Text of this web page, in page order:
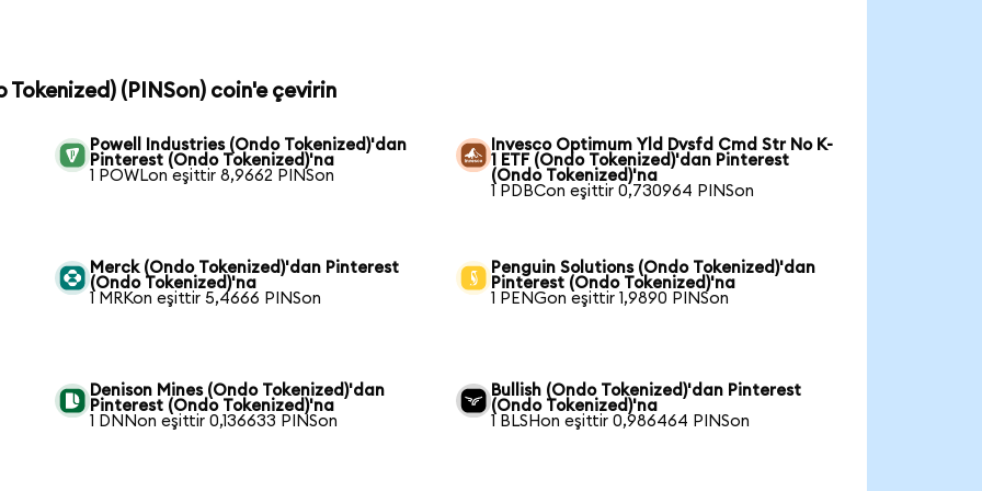
(PINSon) coin'e çevirin
Powell Industries (Ondo Tokenized)'dan
Pinterest (Ondo Tokenized)'na
1 POWLon eşittir 8,9662 PINSon
Invesco Optimum Yld Dvsfd Cmd Str No K-
1 ETF (Ondo Tokenized)'dan Pinterest
(Ondo Tokenized)'na
1 PDBCon eşittir 0,730964 PINSon
Merck (Ondo Tokenized)'dan Pinterest
(Ondo Tokenized)'na
1 MRKon eşittir 5,4666 PINSon
Penguin Solutions (Ondo Tokenized)'dan
Pinterest (Ondo Tokenized)'na
1 PENGon eşittir 1,9890 PINSon
Denison Mines (Ondo Tokenized)'dan
Pinterest (Ondo Tokenized)'na
1 DNNon eşittir 0,136633 PINSon
Bullish (Ondo Tokenized)'dan Pinterest
(Ondo Tokenized)'na
1 BLSHon eşittir 0,986464 PINSon